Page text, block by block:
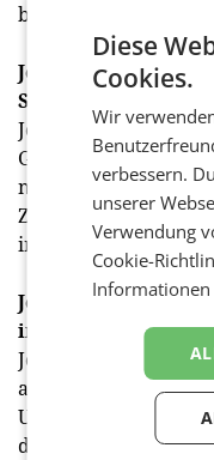
betont Nitschmann.
Johann bleibt
Spirits Group
Johann führt die
Group als
nachhaltige
Zoladkowa Vodka
in Österreich voran.
Johann ist von
inspiriert
Johann Kattus ist
aufgestellte
Unternehmergeist
dienen Johann als
Diese
Cookies.
Wir
verbessern.
unserer
Verwendung
Cookie-
Informationen